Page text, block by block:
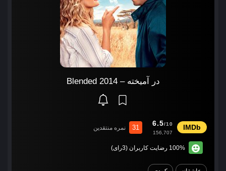
در آمیخته – Blended 2014
6.5/10
156,707
31 نمره منتقدین
100% رضایت کاربران (3رای)